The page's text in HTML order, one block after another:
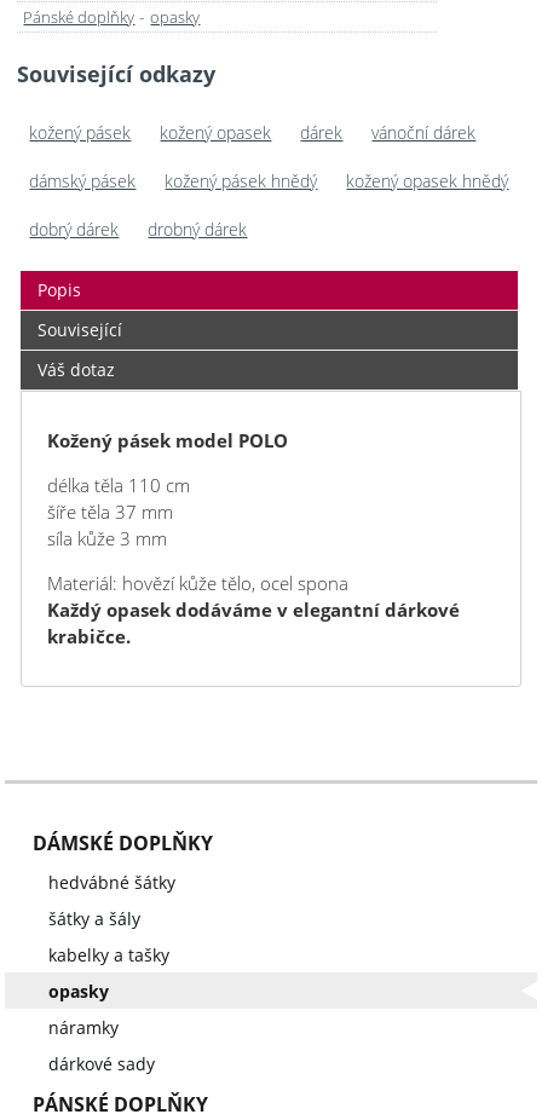
Pánské doplňky -opasky
Související odkazy
kožený pásek kožený opasek dárek vánoční dárek
dámský pásek kožený pásek hnědý kožený opasek hnědý
dobrý dárek drobný dárek
Popis
Související
Váš dotaz
Kožený pásek model POLO
délka těla 110 cm
šíře těla 37 mm
síla kůže 3 mm
Materiál: hovězí kůže tělo, ocel spona
Každý opasek dodáváme v elegantní dárkové
krabičce.
DÁMSKÉ DOPLŇKY
hedvábné šátky
šátky a šály
kabelky a tašky
opasky
náramky
dárkové sady
PÁNSKÉ DOPLŇKY